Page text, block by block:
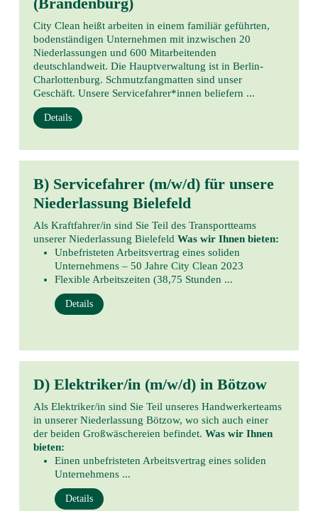
(Brandenburg)
City Clean heißt arbeiten in einem familiär geführten,
bodenständigen Unternehmen mit inzwischen 20
Niederlassungen und 600 Mitarbeitenden
deutschlandweit. Die Hauptverwaltung ist in Berlin-
Charlottenburg. Schmutzfangmatten sind unser
Geschäft. Unsere Servicefahrer*innen beliefern ...
Details
B) Servicefahrer (m/w/d) für unsere
Niederlassung Bielefeld
Als Kraftfahrer/in sind Sie Teil des Transportteams
unserer Niederlassung Bielefeld Was wir Ihnen bieten:
Unbefristeten Arbeitsvertrag eines soliden
Unternehmens – 50 Jahre City Clean 2023
Flexible Arbeitszeiten (38,75 Stunden ...
Details
D) Elektriker/in (m/w/d) in Bötzow
Als Elektriker/in sind Sie Teil unseres Handwerkerteams
in unserer Niederlassung Bötzow, wo sich auch einer
der beiden Großwäschereien befindet. Was wir Ihnen
bieten:
Einen unbefristeten Arbeitsvertrag eines soliden
Unternehmens ...
Details